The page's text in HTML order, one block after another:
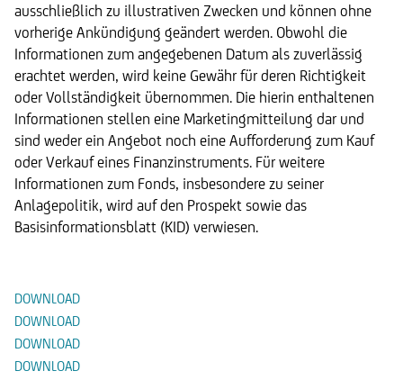
ausschließlich zu illustrativen Zwecken und können ohne
vorherige Ankündigung geändert werden. Obwohl die
Informationen zum angegebenen Datum als zuverlässig
erachtet werden, wird keine Gewähr für deren Richtigkeit
oder Vollständigkeit übernommen. Die hierin enthaltenen
Informationen stellen eine Marketingmitteilung dar und
sind weder ein Angebot noch eine Aufforderung zum Kauf
oder Verkauf eines Finanzinstruments. Für weitere
Informationen zum Fonds, insbesondere zu seiner
Anlagepolitik, wird auf den Prospekt sowie das
Basisinformationsblatt (KID) verwiesen.
DOWNLOAD
DOWNLOAD
DOWNLOAD
DOWNLOAD